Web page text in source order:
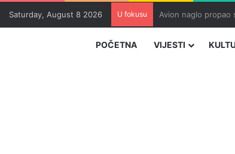
Saturday, August 8 2026 U fokusu Zvizdić,
POČETNA VIJESTI